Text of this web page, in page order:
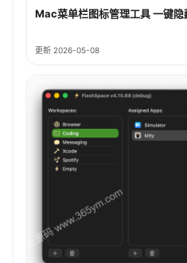
Mac菜单栏图标管理工具 一键隐
更新 2026-05-08